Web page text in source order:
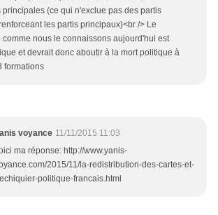
principales (ce qui n'exclue pas des partis
les partis principaux)<br /> Le
comme nous le connaissons aujourd'hui est
et devrait donc aboutir à la mort politique à
formations
voyance 11/11/2015 11:03
ma réponse: http://www.yanis-
2015/11/la-redistribution-des-cartes-et-
politique-francais.html